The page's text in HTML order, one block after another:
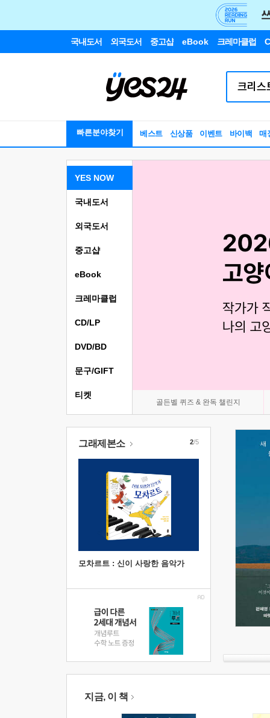
국내도서 외국도서 중고샵 eBook 크레마클럽
빠른분야찾기 베스트 신상품 이벤트 바이백 매
YES NOW
골든벨 퀴즈 & 완독 챌린지
국내도서
외국도서
중고샵
eBook
크레마클럽
CD/LP
DVD/BD
문구/GIFT
티켓
그래제본소
모차르트 : 신이 사랑한 음악가
2/5
지금, 이 책